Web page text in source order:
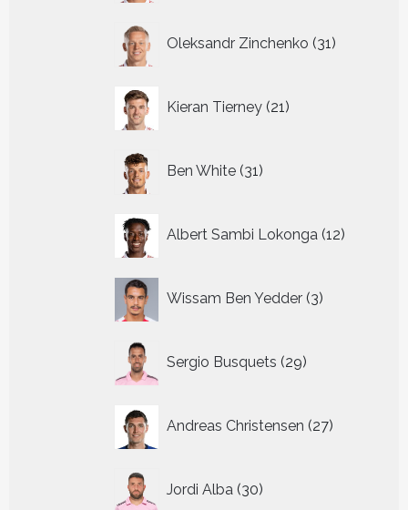
Oleksandr Zinchenko 31
producten
Kieran Tierney 21
producten
Ben White 31
producten
Albert Sambi Lokonga 12
Wissam Ben Yedder 3
producten
Sergio Busquets 29
producten
Andreas Christensen 27
producten
Jordi Alba 30
producten